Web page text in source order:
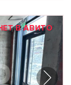
В АВИТО